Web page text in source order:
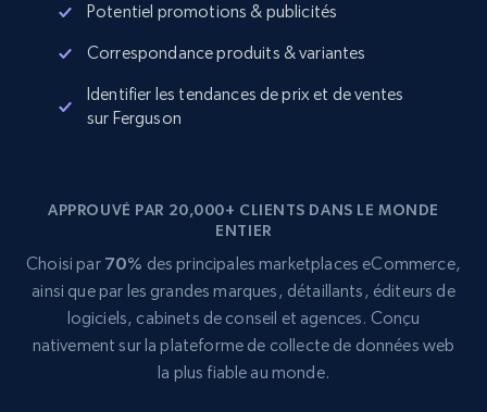
Potentiel promotions & publicités
Correspondance produits & variantes
Identifier les tendances de prix et de ventes
sur Ferguson
APPROUVÉ PAR 20,000+ CLIENTS DANS LE MONDE
ENTIER
Choisi par 70% des principales marketplaces eCommerce,
ainsi que par les grandes marques, détaillants, éditeurs de
logiciels, cabinets de conseil et agences. Conçu
nativement sur la plateforme de collecte de données web
la plus fiable au monde.